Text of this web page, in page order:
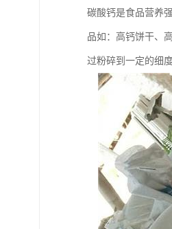
碳酸钙是食品营养
品如：高钙饼干、
过粉碎到一定的细